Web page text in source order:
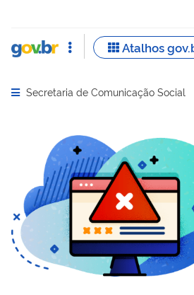
Abrir menu principal de navegação
Secretaria de Comunicação Social